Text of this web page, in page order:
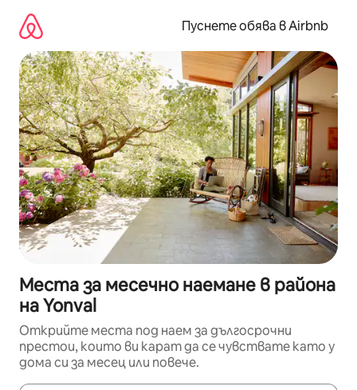
съдържанието
Пуснете обява в Airbnb
Места за месечно наемане в района
на Yonval
Открийте места под наем за дългосрочни
престои, които ви карат да се чувствате като у
дома си за месец или повече.